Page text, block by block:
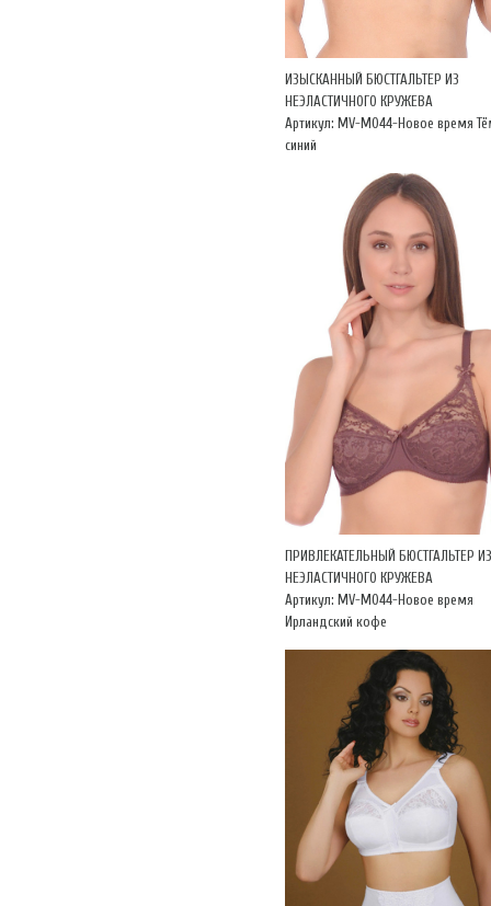
ИЗЫСКАННЫЙ БЮСТГАЛЬТЕР ИЗ
НЕЭЛАСТИЧНОГО КРУЖЕВА
Артикул: MV-М044-Новое время
синий
ПРИВЛЕКАТЕЛЬНЫЙ БЮСТГАЛЬТЕР ИЗ
НЕЭЛАСТИЧНОГО КРУЖЕВА
Артикул: MV-М044-Новое время
Ирландский кофе